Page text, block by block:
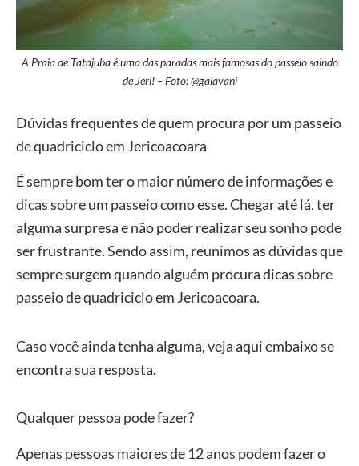
A Praia de Tatajuba é uma das paradas mais famosas do passeio saindo
de Jeri! – Foto: @gaiavani
Dúvidas frequentes de quem procura por um passeio
de quadriciclo em Jericoacoara
É sempre bom ter o maior número de informações e
dicas sobre um passeio como esse. Chegar até lá, ter
alguma surpresa e não poder realizar seu sonho pode
ser frustrante. Sendo assim, reunimos as dúvidas que
sempre surgem quando alguém procura dicas sobre
passeio de quadriciclo em Jericoacoara.
Caso você ainda tenha alguma, veja aqui embaixo se
encontra sua resposta.
Qualquer pessoa pode fazer?
Apenas pessoas maiores de 12 anos podem fazer o